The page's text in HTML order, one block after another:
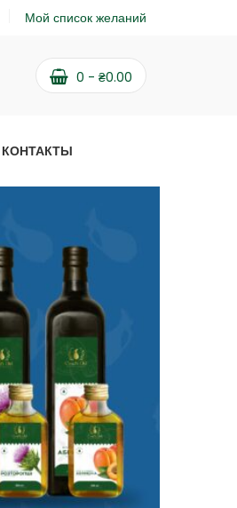
Мой список желаний
0 - ₴0.00
КОНТАКТЫ